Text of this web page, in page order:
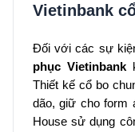
Vietinbank
Đối với các sự
phục Vietinbank
Thiết kế cổ bo
dão, giữ cho form
House sử dụng